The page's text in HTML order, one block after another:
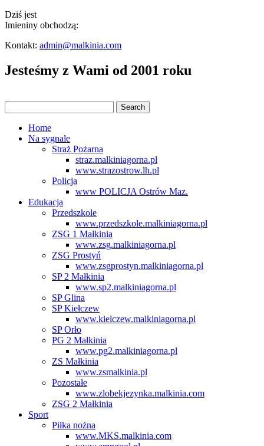
Dziś jest
Imieniny obchodzą:
Kontakt: admin@malkinia.com
Jesteśmy z Wami od 2001 roku
Home
Na sygnale
Straż Pożarna
straz.malkiniagorna.pl
www.strazostrow.lh.pl
Policja
www POLICJA Ostrów Maz.
Edukacja
Przedszkole
www.przedszkole.malkiniagorna.pl
ZSG 1 Małkinia
www.zsg.malkiniagorna.pl
ZSG Prostyń
www.zsgprostyn.malkiniagorna.pl
SP 2 Małkinia
www.sp2.malkiniagorna.pl
SP Glina
SP Kiełczew
www.kielczew.malkiniagorna.pl
SP Orło
PG 2 Małkinia
www.pg2.malkiniagorna.pl
ZS Małkinia
www.zsmalkinia.pl
Pozostałe
www.zlobekjezynka.malkinia.com
ZSG 2 Małkinia
Sport
Piłka nożna
www.MKS.malkinia.com